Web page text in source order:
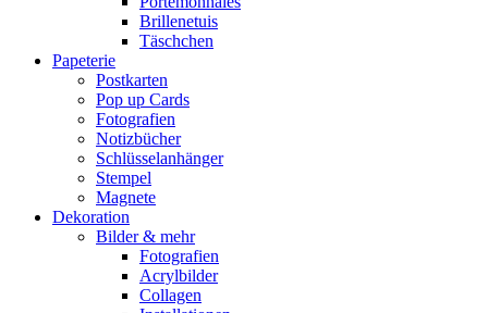
Brillenetuis
Täschchen
Papeterie
Postkarten
Pop up Cards
Fotografien
Notizbücher
Schlüsselanhänger
Stempel
Magnete
Dekoration
Bilder & mehr
Fotografien
Acrylbilder
Collagen